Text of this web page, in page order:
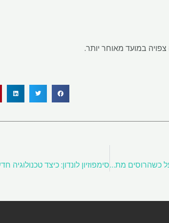
במועד מאוחר יותר.
מכרה הפחם המרכזי של אוקראינה עדיין פועל כשהרוסים מתקרבים